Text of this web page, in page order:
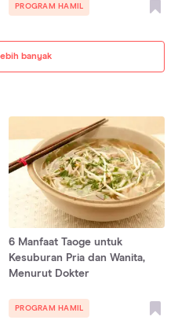
banyak
PROGRAM HAMIL
6 Manfaat Taoge untuk
Kesuburan Pria dan Wanita,
Menurut Dokter
PROGRAM HAMIL